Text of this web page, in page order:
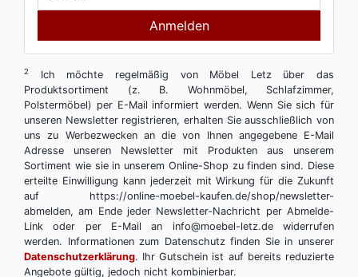
Anmelden
2
Ich möchte regelmäßig von Möbel Letz über das
Produktsortiment (z. B. Wohnmöbel, Schlafzimmer,
Polstermöbel) per E-Mail informiert werden. Wenn Sie sich für
unseren Newsletter registrieren, erhalten Sie ausschließlich von
uns zu Werbezwecken an die von Ihnen angegebene E-Mail
Adresse unseren Newsletter mit Produkten aus unserem
Sortiment wie sie in unserem Online-Shop zu finden sind. Diese
erteilte Einwilligung kann jederzeit mit Wirkung für die Zukunft
auf https://online-moebel-kaufen.de/shop/newsletter-
abmelden, am Ende jeder Newsletter-Nachricht per Abmelde-
Link oder per E-Mail an info@moebel-letz.de widerrufen
werden. Informationen zum Datenschutz finden Sie in unserer
Datenschutzerklärung. Ihr Gutschein ist auf bereits reduzierte
Angebote gültig, jedoch nicht kombinierbar.